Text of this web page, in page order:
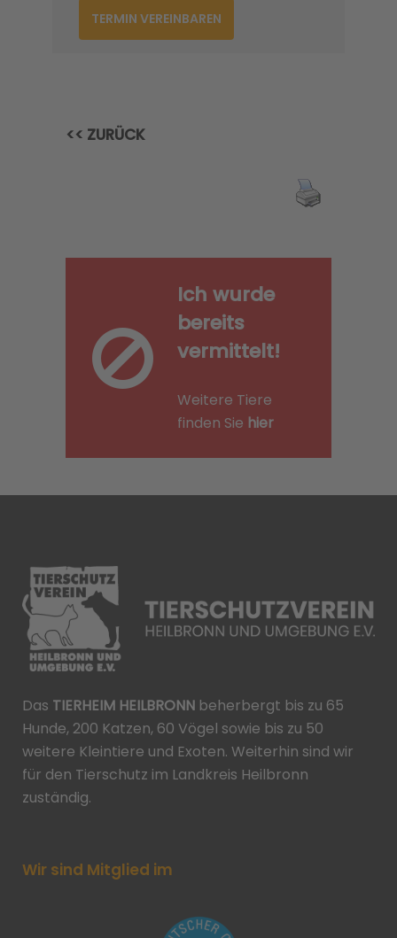
TERMIN VEREINBAREN
<< ZURÜCK
Ich wurde
bereits
vermittelt!
Weitere Tiere
finden Sie hier
Das TIERHEIM HEILBRONN beherbergt bis zu 65
Hunde, 200 Katzen, 60 Vögel sowie bis zu 50
weitere Kleintiere und Exoten. Weiterhin sind wir
für den Tierschutz im Landkreis Heilbronn
zuständig.
Wir sind Mitglied im